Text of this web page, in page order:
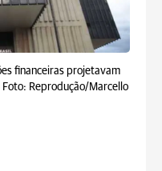
financeiras projetavam
Foto: Reprodução/Marcello